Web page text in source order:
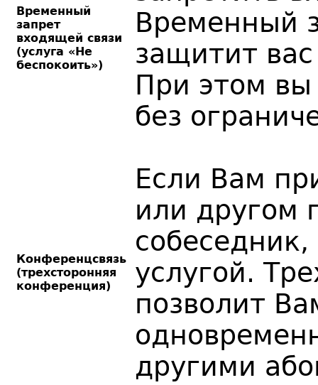
Временный
запрет
входящей связи
(услуга «Не
беспокоить»)
Временный
защитит
При этом
без
Конференцсвязь
(трехсторонняя
конференция)
Если Вам
или другом
собеседник,
услугой.
позволит
другими